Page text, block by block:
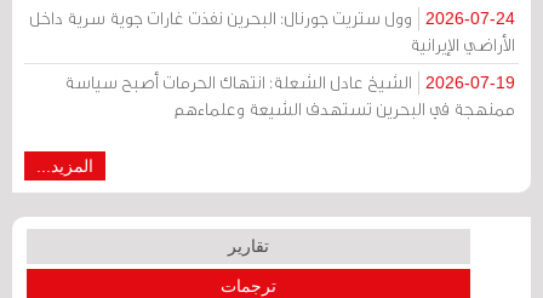
2026-07-24
وول ستريت جورنال: البحرين نفذت غارات جوية سرية داخل
الأراضي الإيرانية
2026-07-19
الشيخ عادل الشعلة: انتهاك الحرمات أصبح سياسة
ممنهجة في البحرين تستهدف الشيعة وعلماءهم
المزيد...
تقارير
ترجمات